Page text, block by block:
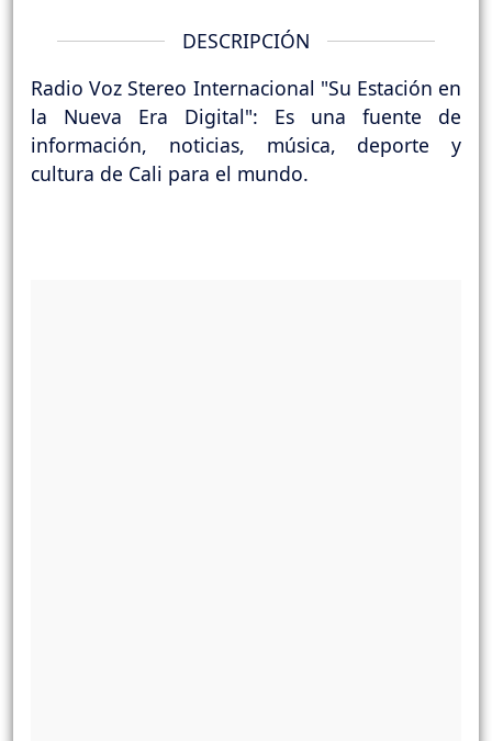
DESCRIPCIÓN
Radio Voz Stereo Internacional "Su Estación en
la Nueva Era Digital": Es una fuente de
información, noticias, música, deporte y
cultura de Cali para el mundo.